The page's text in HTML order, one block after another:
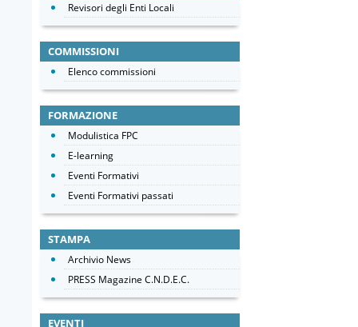
Revisori degli Enti Locali
COMMISSIONI
Elenco commissioni
FORMAZIONE
Modulistica FPC
E-learning
Eventi Formativi
Eventi Formativi passati
STAMPA
Archivio News
PRESS Magazine C.N.D.E.C.
EVENTI